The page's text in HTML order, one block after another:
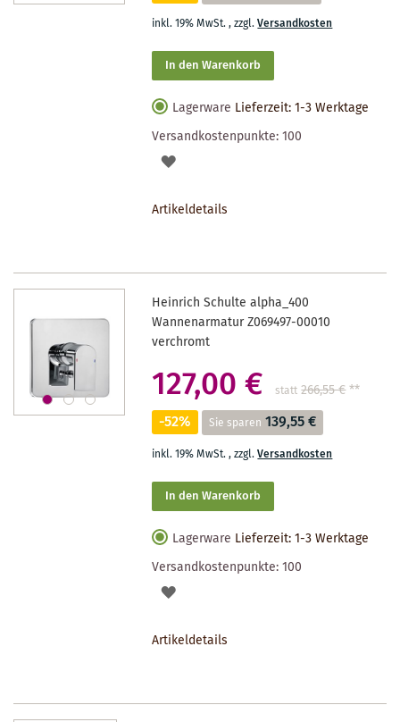
inkl. 19% MwSt.,zzgl.Versandkosten
In den Warenkorb
Lagerware Lieferzeit: 1-3 Werktage
Versandkostenpunkte:100
AUF
Artikeldetails
Heinrich Schulte alpha_400
Wannenarmatur Z069497-00010
verchromt
127,00 € statt 266,55 €**
-52% Sie sparen 139,55 €
inkl. 19% MwSt.,zzgl.Versandkosten
In den Warenkorb
Lagerware Lieferzeit: 1-3 Werktage
Versandkostenpunkte:100
AUF
Artikeldetails